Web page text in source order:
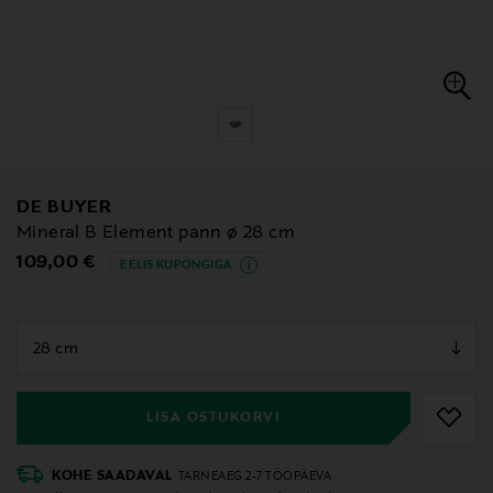
DE BUYER
Mineral B Element pann ø 28 cm
Original Price
109,00 € EELIS KUPONGIGA
LISA OSTUKORVI
KOHE SAADAVAL TARNEAEG 2-7 TÖÖPÄEVA